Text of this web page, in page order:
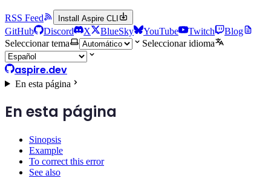
RSS Feed Install Aspire CLI
GitHub Discord X BlueSky YouTube Twitch
Blog
Seleccionar tema
Seleccionar idioma
aspire.dev
En esta página
En esta página
Sinopsis
Example
To correct this error
See also